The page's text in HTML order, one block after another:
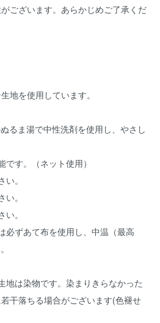
ございます。あらかじめご了承くだ
地を使用しています。
るま湯で中性洗剤を使用し、やさし
す。（ネット使用）
。
。
。
必ずあて布を使用し、中温（最高
地は染物です。染まりきらなかった
干落ちる場合がございます(色褪せ